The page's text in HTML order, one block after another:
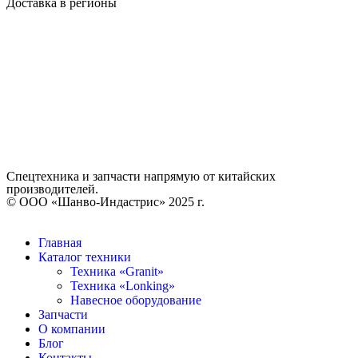
Доставка в регионы
Спецтехника и запчасти напрямую от китайских
производителей.
©️ ООО «Шанво-Индастрис» 2025 г.
Главная
Каталог техники
Техника «Granit»
Техника «Lonking»
Навесное оборудование
Запчасти
О компании
Блог